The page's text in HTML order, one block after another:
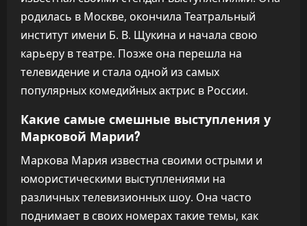
родилась в Москве, окончила Театральный
институт имени Б. В. Щукина и начала свою
карьеру в театре. Позже она перешла на
телевидение и стала одной из самых
популярных комедийных актрис в России.
Какие самые смешные выступления у
Марковой Марии?
Маркова Мария известна своими острыми и
юмористическими выступлениями на
различных телевизионных шоу. Она часто
поднимает в своих номерах такие темы, как